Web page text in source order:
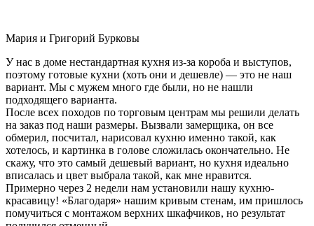
Мария и Григорий Бурковы
У нас в доме нестандартная кухня из-за короба и выступов,
поэтому готовые кухни (хоть они и дешевле) — это не наш
вариант. Мы с мужем много где были, но не нашли
подходящего варианта.
После всех походов по торговым центрам мы решили делать
на заказ под наши размеры. Вызвали замерщика, он все
обмерил, посчитал, нарисовал кухню именно такой, как
хотелось, и картинка в голове сложилась окончательно. Не
скажу, что это самый дешевый вариант, но кухня идеально
вписалась и цвет выбрала такой, как мне нравится.
Примерно через 2 недели нам установили нашу кухню-
красавицу! «Благодаря» нашим кривым стенам, им пришлось
помучиться с монтажом верхних шкафчиков, но результат